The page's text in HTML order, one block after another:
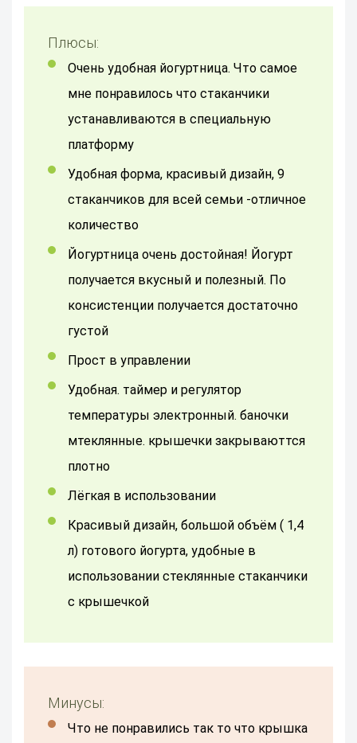
Плюсы:
Очень удобная йогуртница. Что самое
мне понравилось что стаканчики
устанавливаются в специальную
платформу
удобная форма, красивый дизайн, 9
стаканчиков для всей семьи -отличное
количество
Йогуртница очень достойная! Йогурт
получается вкусный и полезный. По
консистенции получается достаточно
густой
Прост в управлении
удобная. таймер и регулятор
температуры электронный. баночки
мтеклянные. крышечки закрываюттся
плотно
лёгкая в использовании
Красивый дизайн, большой объём ( 1,4
л) готового йогурта, удобные в
использовании стеклянные стаканчики
с крышечкой
Минусы:
Что не понравились так то что крышка